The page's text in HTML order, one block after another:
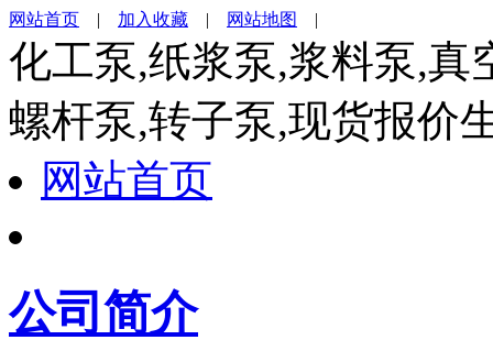
网站首页 | 加入收藏 | 网站地图 |
化工泵,纸浆泵,浆料泵,真
螺杆泵,转子泵,现货报价
网站首页
公司简介